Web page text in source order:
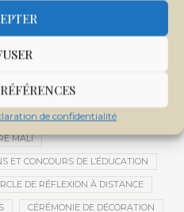
de confidentialité
CENTRALE SOLAIRE
CENTRE DU MALI
CONFÉRENCES DE BAMAKO
MALI
ET CONCOURS DE L’ÉDUCATION
DE RÉFLEXION À DISTANCE
CÉRÉMONIE DE DÉCORATION